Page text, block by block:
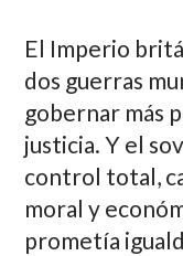
El Imperio
dos guerras
gobernar más
justicia. Y el
control total,
moral y
prometía